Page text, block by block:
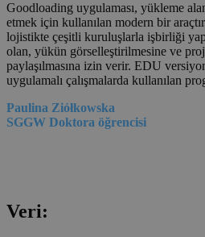
Goodloading uygulaması, yükleme
etmek için kullanılan modern bir
lojistikte çeşitli kuruluşlarla işbirliği
olan, yükün görselleştirilmesine ve
paylaşılmasına izin verir. EDU
uygulamalı çalışmalarda kullanılan
Paulina Ziółkowska
SGGW Doktora öğrencisi
Veri: